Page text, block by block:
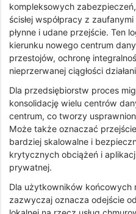
kompleksowych
ścisłej współpracy z
płynne i udane przejście. Ten
kierunku nowego centrum
przestojów, ochronę
nieprzerwanej ciągłości
Dla przedsiębiorstw proces
konsolidację wielu centrów
centrum, co tworzy
Może także oznaczać
bardziej skalowalne i
krytycznych obciążeń i
prywatnej.
Dla użytkowników końcowych
zazwyczaj oznacza odejście